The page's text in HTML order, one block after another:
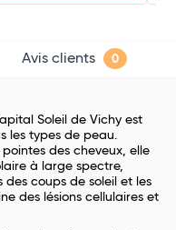
Avis clients 0
Soleil de Vichy est
les types de peau.
des cheveux, elle
à large spectre,
des coups de soleil et les
des lésions cellulaires et